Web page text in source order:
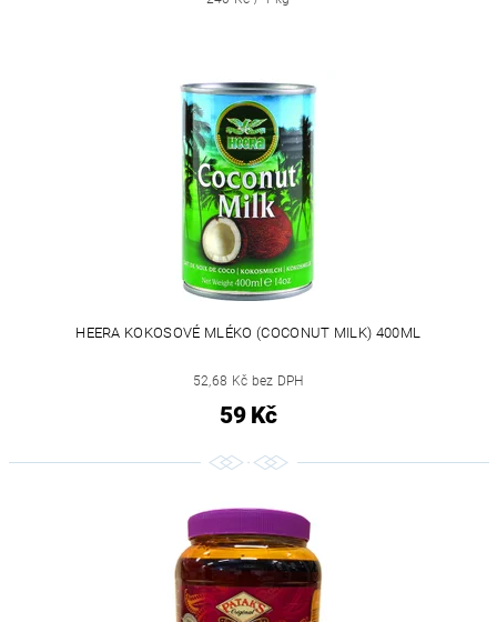
HEERA KOKOSOVÉ MLÉKO (COCONUT MILK) 400ML
52,68 Kč bez DPH
59 Kč